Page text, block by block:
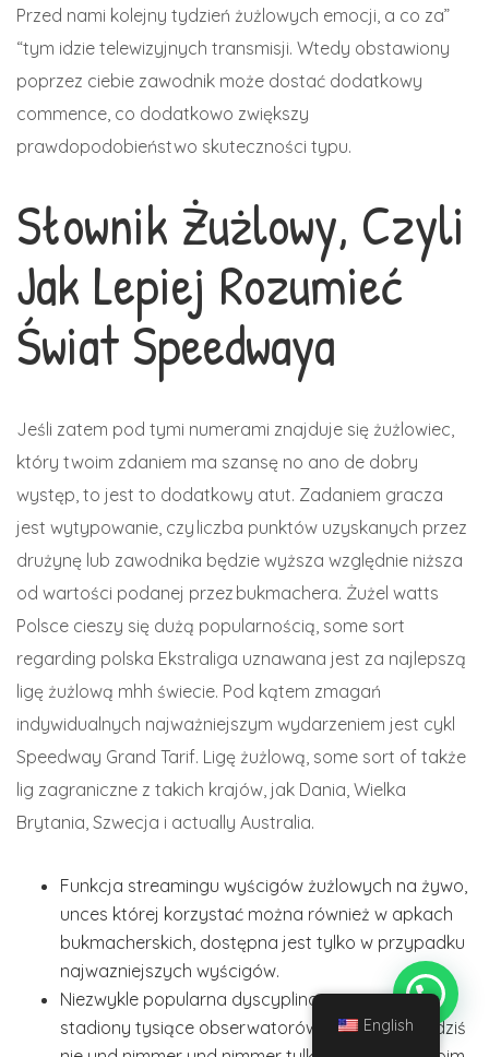
Przed nami kolejny tydzień żużlowych emocji, a co za”
“tym idzie telewizyjnych transmisji. Wtedy obstawiony
poprzez ciebie zawodnik może dostać dodatkowy
commence, co dodatkowo zwiększy
prawdopodobieństwo skuteczności typu.
Słownik Żużlowy, Czyli
Jak Lepiej Rozumieć
Świat Speedwaya
Jeśli zatem pod tymi numerami znajduje się żużlowiec,
który twoim zdaniem ma szansę no ano de dobry
występ, to jest to dodatkowy atut. Zadaniem gracza
jest wytypowanie, czy liczba punktów uzyskanych przez
drużynę lub zawodnika będzie wyższa względnie niższa
od wartości podanej przez bukmachera. Żużel watts
Polsce cieszy się dużą popularnością, some sort
regarding polska Ekstraliga uznawana jest za najlepszą
ligę żużlową mhh świecie. Pod kątem zmagań
indywidualnych najważniejszym wydarzeniem jest cykl
Speedway Grand Tarif. Ligę żużlową, some sort of także
lig zagraniczne z takich krajów, jak Dania, Wielka
Brytania, Szwecja i actually Australia.
Funkcja streamingu wyścigów żużlowych na żywo,
unces której korzystać można również w apkach
bukmacherskich, dostępna jest tylko w przypadku
najwazniejszych wyścigów.
Niezwykle popularna dyscyplina przyciąga na
stadiony tysiące obserwatorów, którzy mogą dziś
English